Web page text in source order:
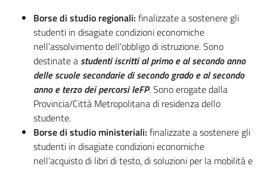
Borse di studio regionali: finalizzate a sostenere gli
studenti in disagiate condizioni economiche
nell’assolvimento dell’obbligo di istruzione. Sono
destinate astudenti iscritti al primo e al secondo anno
delle scuole secondarie di secondo grado e al secondo
anno e terzo dei percorsi IeFP. Sono erogate dalla
Provincia/Città Metropolitana di residenza dello
studente.
Borse di studio ministeriali: finalizzate a sostenere gli
studenti in disagiate condizioni economiche
nell’acquisto di libri di testo, di soluzioni per la mobilità e